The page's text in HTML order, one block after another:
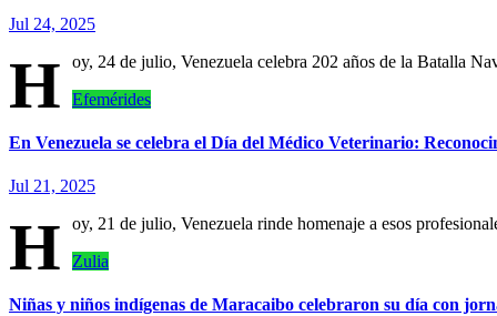
Jul 24, 2025
H
oy, 24 de julio, Venezuela celebra 202 años de la Batalla
Efemérides
En Venezuela se celebra el Día del Médico Veterinario:
Jul 21, 2025
H
oy, 21 de julio, Venezuela rinde homenaje a esos
Zulia
Niñas y niños indígenas de Maracaibo celebraron su día con